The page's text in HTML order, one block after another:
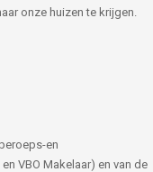
onze huizen te krijgen.
en
VBO Makelaar) en van de